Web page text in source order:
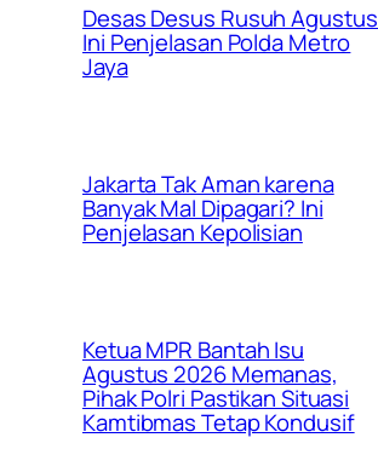
Desas Desus Rusuh Agustus
Ini Penjelasan Polda Metro
Jaya
Jakarta Tak Aman karena
Banyak Mal Dipagari? Ini
Penjelasan Kepolisian
Ketua MPR Bantah Isu
Agustus 2026 Memanas,
Pihak Polri Pastikan Situasi
Kamtibmas Tetap Kondusif